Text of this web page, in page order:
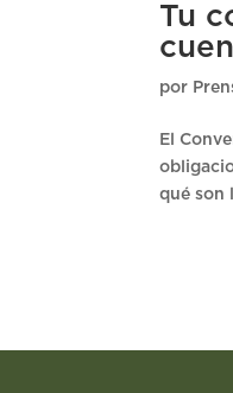
Tu
por
El
qué son